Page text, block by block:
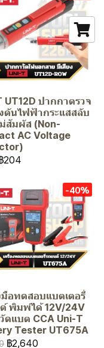
UT12D ปากกาตรวจ
ดันไฟฟ้ากระแสสลับ
สัมผัส (Non-
AC Voltage
204
-40%
มือทดสอบแบตเตอรี่
พิมพ์ได้ 12V/24V
ดแบต CCA Uni-T
Tester UT675A
฿2,640